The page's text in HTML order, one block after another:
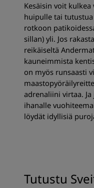
Kesäisin voit
huipulle tai
rotkoon
sillan) yli. Jos
reikäiseltä
kauneimmista
on myös runsaasti
adrenaliini virtaa.
ihanalle
löydät idyllisiä
Tutustu